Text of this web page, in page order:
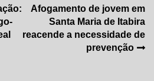
Afogamento de jovem em
Santa Maria de Itabira
reacende a necessidade de
prevenção